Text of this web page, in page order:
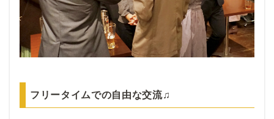
フリータイムでの自由な交流♫